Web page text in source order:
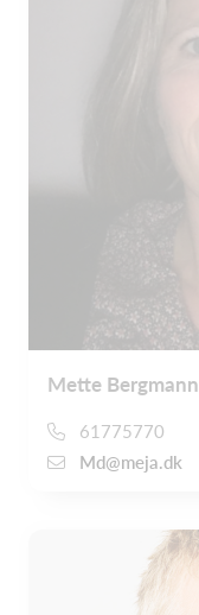
Mette Bergmann
61775770
Md@meja.dk